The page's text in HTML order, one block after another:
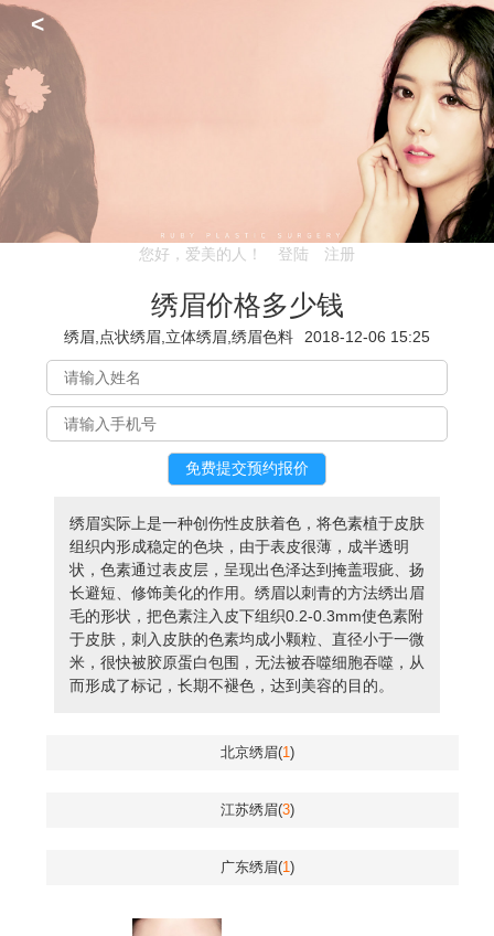
<
您好，爱美的人！ 登陆 注册
绣眉价格多少钱
绣眉,点状绣眉,立体绣眉,绣眉色料 2018-12-06 15:25
绣眉实际上是一种创伤性皮肤着色，将色素植于皮肤
组织内形成稳定的色块，由于表皮很薄，成半透明
状，色素通过表皮层，呈现出色泽达到掩盖瑕疵、扬
长避短、修饰美化的作用。绣眉以刺青的方法绣出眉
毛的形状，把色素注入皮下组织0.2-0.3mm使色素附
于皮肤，刺入皮肤的色素均成小颗粒、直径小于一微
米，很快被胶原蛋白包围，无法被吞噬细胞吞噬，从
而形成了标记，长期不褪色，达到美容的目的。
北京绣眉(1)
江苏绣眉(3)
广东绣眉(1)